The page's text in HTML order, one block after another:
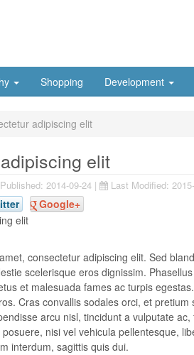
Shopping Development
adipiscing elit
elit
Published: 2014-09-24 | Last Modified:
Google+
consectetur adipiscing elit. Sed
scelerisque eros dignissim.
et malesuada fames ac turpis
Cras convallis sodales orci, et
arcu nisl, tincidunt a vulputate
nisi vel vehicula pellentesque,
interdum, sagittis quis dui.